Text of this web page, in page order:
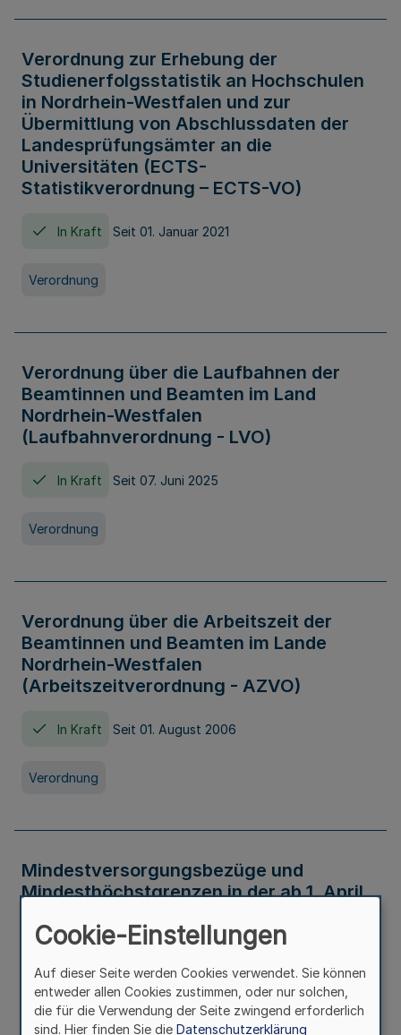
Verordnung zur Erhebung der
Studienerfolgsstatistik an Hochschulen
in Nordrhein-Westfalen und zur
Übermittlung von Abschlussdaten der
Landesprüfungsämter an die
Universitäten (ECTS-
Statistikverordnung – ECTS-VO)
In Kraft Seit 01. Januar 2021
Verordnung
Verordnung über die Laufbahnen der
Beamtinnen und Beamten im Land
Nordrhein-Westfalen
(Laufbahnverordnung - LVO)
In Kraft Seit 07. Juni 2025
Verordnung
Verordnung über die Arbeitszeit der
Beamtinnen und Beamten im Lande
Nordrhein-Westfalen
(Arbeitszeitverordnung - AZVO)
In Kraft Seit 01. August 2006
Verordnung
Mindestversorgungsbezüge und
Mindesthöchstgrenzen in der ab 1. April
Verwaltungsvorschrift
Cookie-Einstellungen
Auf dieser Seite werden Cookies verwendet. Sie können
entweder allen Cookies zustimmen, oder nur solchen,
die für die Verwendung der Seite zwingend erforderlich
sind. Hier finden Sie die Datenschutzerklärung